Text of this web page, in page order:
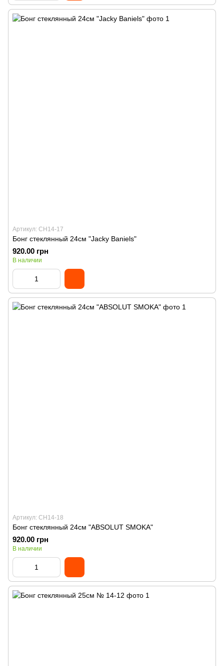
Артикул: CH14-17
Бонг стеклянный 24см "Jacky Baniels"
920.00 грн
В наличии
Артикул: CH14-18
Бонг стеклянный 24см "ABSOLUT SMOKA"
920.00 грн
В наличии